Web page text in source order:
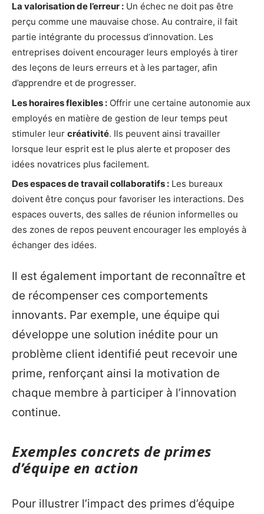
La valorisation de l’erreur : Un échec ne doit pas être
perçu comme une mauvaise chose. Au contraire, il fait
partie intégrante du processus d’innovation. Les
entreprises doivent encourager leurs employés à tirer
des leçons de leurs erreurs et à les partager, afin
d’apprendre et de progresser.
Les horaires flexibles : Offrir une certaine autonomie aux
employés en matière de gestion de leur temps peut
stimuler leur créativité. Ils peuvent ainsi travailler
lorsque leur esprit est le plus alerte et proposer des
idées novatrices plus facilement.
Des espaces de travail collaboratifs : Les bureaux
doivent être conçus pour favoriser les interactions. Des
espaces ouverts, des salles de réunion informelles ou
des zones de repos peuvent encourager les employés à
échanger des idées.
Il est également important de reconnaître et
de récompenser ces comportements
innovants. Par exemple, une équipe qui
développe une solution inédite pour un
problème client identifié peut recevoir une
prime, renforçant ainsi la motivation de
chaque membre à participer à l’innovation
continue.
Exemples concrets de primes
d’équipe en action
Pour illustrer l’impact des primes d’équipe